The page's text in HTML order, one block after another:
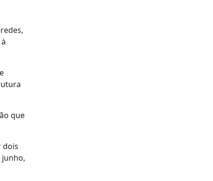
que
dois
junho,